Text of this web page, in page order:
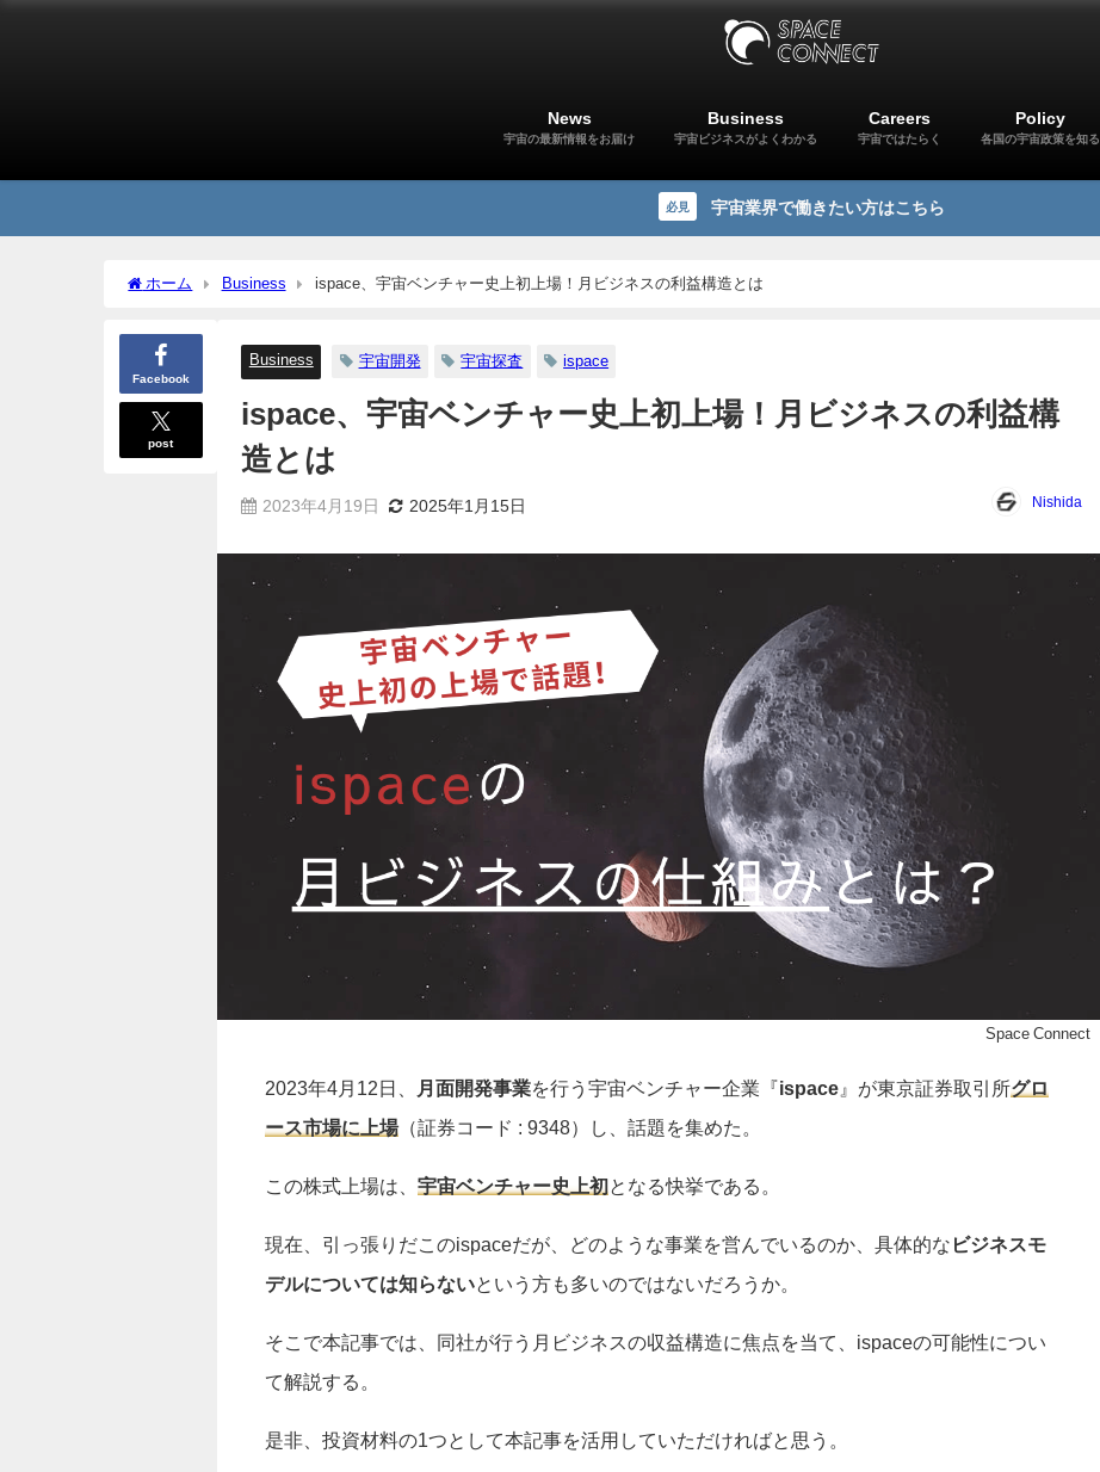
News
宇宙の最新情報をお届け
Business
宇宙ビジネスがよくわかる
Careers
宇宙ではたらく
Policy
各国の宇宙政策を知る
必見 宇宙業界で働きたい方はこちら
ホーム Business ispace、宇宙ベンチャー史上初上場！月ビジネスの利益構造とは
Facebook
post
Business 宇宙開発 宇宙探査 ispace
ispace、宇宙ベンチャー史上初上場！月ビジネスの利益構
造とは
2023年4月19日 2025年1月15日 Nishida
©Space Connect
2023年4月12日、 月面開発事業を行う宇宙ベンチャー企業『ispace 』が東京証券取引所グロ
ース市場に上場（証券コード : 9348）し、話題を集めた。
この株式上場は、宇宙ベンチャー史上初 となる快挙である。
現在、引っ張りだこのispaceだが、どのような事業を営んでいるのか、具体的な ビジネスモ
デルについては知らないという方も多いのではないだろうか。
そこで本記事では、同社が行う月ビジネスの収益構造に焦点を当て、ispaceの可能性につい
て解説する。
是非、投資材料の1つとして本記事を活用していただければと思う。